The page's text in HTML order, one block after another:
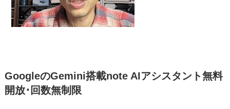
GoogleのGemini搭載note AIアシスタント無料
開放･回数無制限